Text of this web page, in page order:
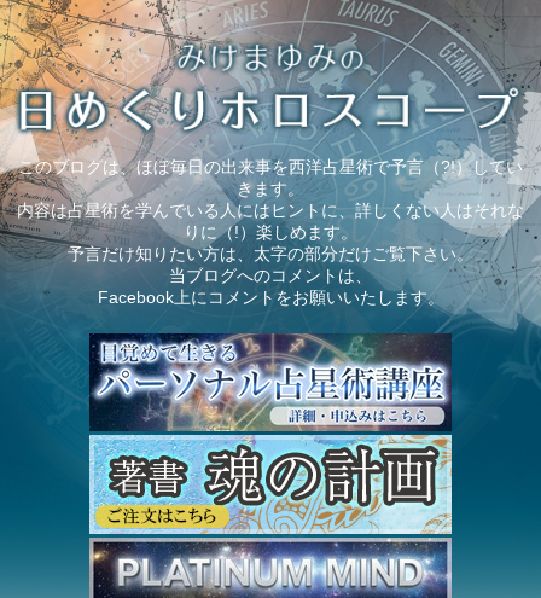
このブログは、ほぼ毎日の出来事を西洋占星術で予言（?!）してい
きます。
内容は占星術を学んでいる人にはヒントに、詳しくない人はそれな
りに（!）楽しめます。
予言だけ知りたい方は、太字の部分だけご覧下さい。
当ブログへのコメントは、
Facebook上にコメントをお願いいたします。